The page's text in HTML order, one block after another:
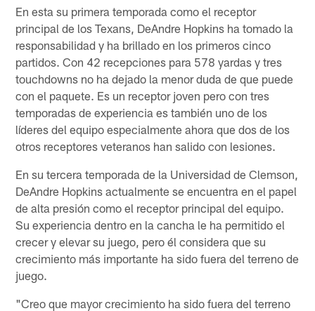
En esta su primera temporada como el receptor
principal de los Texans, DeAndre Hopkins ha tomado la
responsabilidad y ha brillado en los primeros cinco
partidos. Con 42 recepciones para 578 yardas y tres
touchdowns no ha dejado la menor duda de que puede
con el paquete. Es un receptor joven pero con tres
temporadas de experiencia es también uno de los
líderes del equipo especialmente ahora que dos de los
otros receptores veteranos han salido con lesiones.
En su tercera temporada de la Universidad de Clemson,
DeAndre Hopkins actualmente se encuentra en el papel
de alta presión como el receptor principal del equipo.
Su experiencia dentro en la cancha le ha permitido el
crecer y elevar su juego, pero él considera que su
crecimiento más importante ha sido fuera del terreno de
juego.
"Creo que mayor crecimiento ha sido fuera del terreno